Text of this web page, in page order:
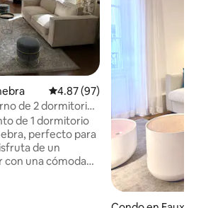
Calificación promedio: 4.87 de
4.87 (97)
de 2 dormitorios
de 1 dormitorio
perfecto para
de un
una cómoda